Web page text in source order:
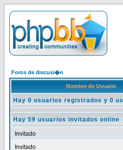
Foros de discusi�n
Nombre de Usuario
Hay 0 usuarios registrados y 0
Hay 59 usuarios invitados online
Invitado
Invitado